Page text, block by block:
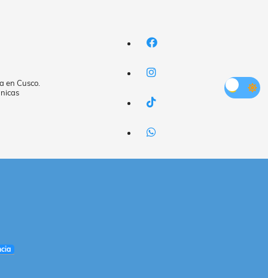
en Cusco.